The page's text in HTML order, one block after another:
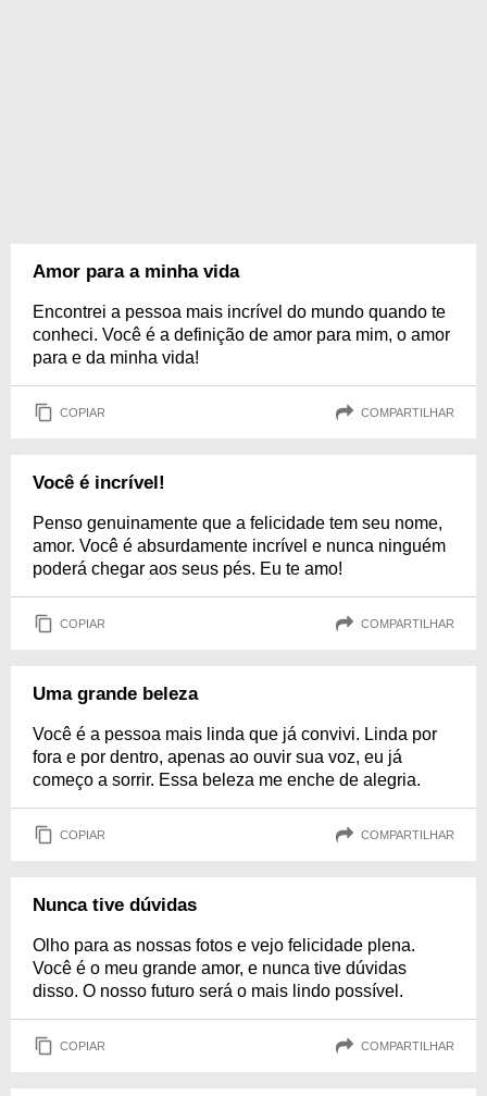
Amor para a minha vida
Encontrei a pessoa mais incrível do mundo quando te
conheci. Você é a definição de amor para mim, o amor
para e da minha vida!
COPIAR COMPARTILHAR
Você é incrível!
Penso genuinamente que a felicidade tem seu nome,
amor. Você é absurdamente incrível e nunca ninguém
poderá chegar aos seus pés. Eu te amo!
COPIAR COMPARTILHAR
Uma grande beleza
Você é a pessoa mais linda que já convivi. Linda por
fora e por dentro, apenas ao ouvir sua voz, eu já
começo a sorrir. Essa beleza me enche de alegria.
COPIAR COMPARTILHAR
Nunca tive dúvidas
Olho para as nossas fotos e vejo felicidade plena.
Você é o meu grande amor, e nunca tive dúvidas
disso. O nosso futuro será o mais lindo possível.
COPIAR COMPARTILHAR